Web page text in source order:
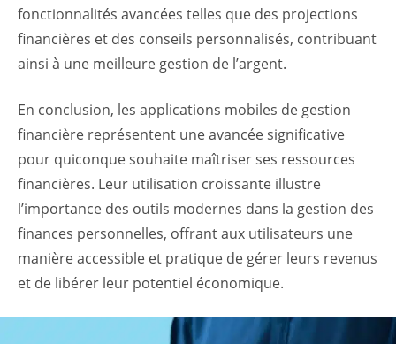
fonctionnalités avancées telles que des projections
financières et des conseils personnalisés, contribuant
ainsi à une meilleure gestion de l’argent.
En conclusion, les applications mobiles de gestion
financière représentent une avancée significative
pour quiconque souhaite maîtriser ses ressources
financières. Leur utilisation croissante illustre
l’importance des outils modernes dans la gestion des
finances personnelles, offrant aux utilisateurs une
manière accessible et pratique de gérer leurs revenus
et de libérer leur potentiel économique.